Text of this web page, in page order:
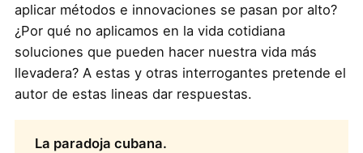
aplicar métodos e innovaciones se pasan por alto?
¿Por qué no aplicamos en la vida cotidiana
soluciones que pueden hacer nuestra vida más
llevadera? A estas y otras interrogantes pretende el
autor de estas lineas dar respuestas.
La paradoja cubana.